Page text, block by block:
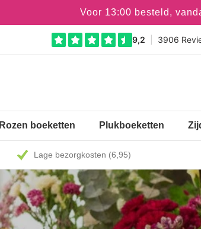
Voor 13:00 besteld,
Rozen boeketten Plukboeketten
Lage bezorgkosten (6,95)